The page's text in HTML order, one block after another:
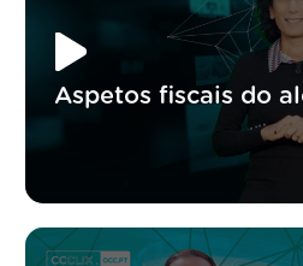
Aspetos fiscais do